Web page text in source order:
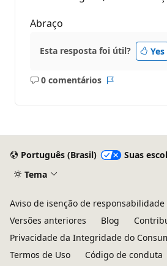
Abraço
Esta resposta foi útil? Yes
0 comentários
Sem
Português (Brasil)
Suas
Tema
Aviso de isenção de responsabilidade
Versões anteriores
Blog
Privacidade da Integridade do
Termos de Uso
Código de conduta